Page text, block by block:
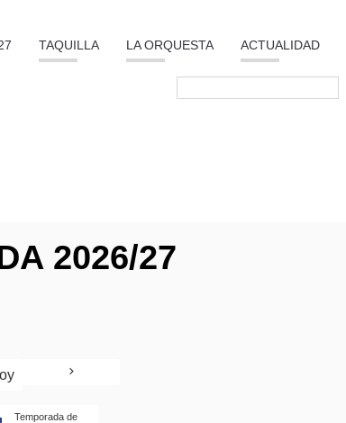
TAQUILLA LA ORQUESTA ACTUALIDAD
2026/27
Temporada de